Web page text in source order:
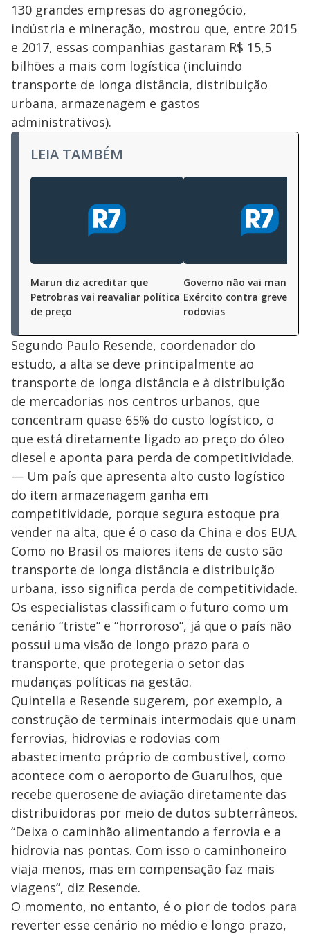
130 grandes empresas do agronegócio,
indústria e mineração, mostrou que, entre 2015
e 2017, essas companhias gastaram R$ 15,5
bilhões a mais com logística (incluindo
transporte de longa distância, distribuição
urbana, armazenagem e gastos
administrativos).
LEIA TAMBÉM
Marun diz acreditar que
Petrobras vai reavaliar política
de preço
Governo não vai manter
Exército contra greve nas
rodovias
Segundo Paulo Resende, coordenador do
estudo, a alta se deve principalmente ao
transporte de longa distância e à distribuição
de mercadorias nos centros urbanos, que
concentram quase 65% do custo logístico, o
que está diretamente ligado ao preço do óleo
diesel e aponta para perda de competitividade.
— Um país que apresenta alto custo logístico
do item armazenagem ganha em
competitividade, porque segura estoque pra
vender na alta, que é o caso da China e dos EUA.
Como no Brasil os maiores itens de custo são
transporte de longa distância e distribuição
urbana, isso significa perda de competitividade.
Os especialistas classificam o futuro como um
cenário “triste” e “horroroso”, já que o país não
possui uma visão de longo prazo para o
transporte, que protegeria o setor das
mudanças políticas na gestão.
Quintella e Resende sugerem, por exemplo, a
construção de terminais intermodais que unam
ferrovias, hidrovias e rodovias com
abastecimento próprio de combustível, como
acontece com o aeroporto de Guarulhos, que
recebe querosene de aviação diretamente das
distribuidoras por meio de dutos subterrâneos.
“Deixa o caminhão alimentando a ferrovia e a
hidrovia nas pontas. Com isso o caminhoneiro
viaja menos, mas em compensação faz mais
viagens”, diz Resende.
O momento, no entanto, é o pior de todos para
reverter esse cenário no médio e longo prazo,